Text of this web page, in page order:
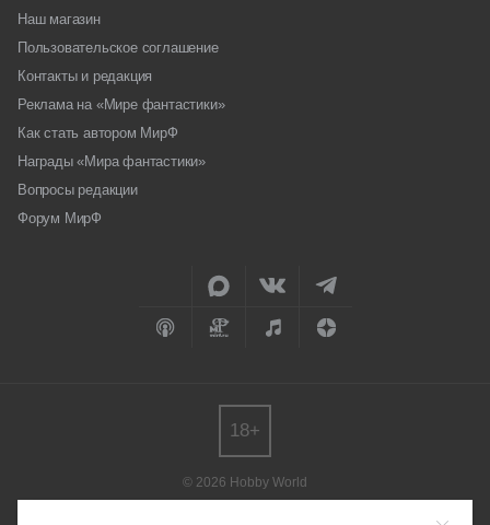
Наш магазин
Пользовательское соглашение
Контакты и редакция
Реклама на «Мире фантастики»
Как стать автором МирФ
Награды «Мира фантастики»
Вопросы редакции
Форум МирФ
© 2026 Hobby World
18+